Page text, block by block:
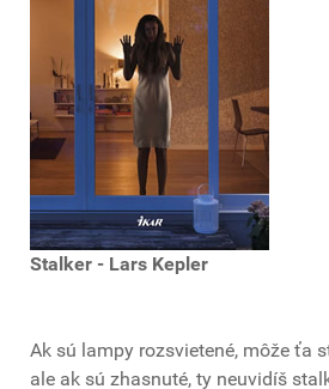
Stalker - Lars Kepler
Ak sú lampy rozsvietené, môže ťa
ale ak sú zhasnuté, ty neuvidíš